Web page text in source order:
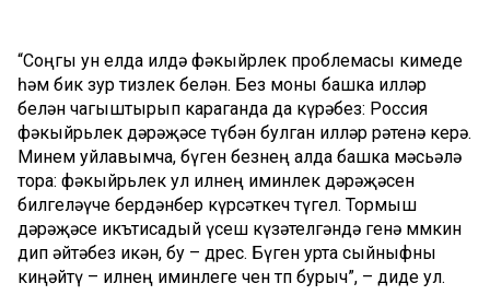
“Соңгы ун елда илдә фәкыйрлек проблемасы кимеде
һәм бик зур тизлек белән. Без моны башка илләр
белән чагыштырып караганда да күрәбез: Россия
фәкыйрьлек дәрәҗәсе түбән булган илләр рәтенә керә.
Минем уйлавымча, бүген безнең алда башка мәсьәлә
тора: фәкыйрьлек ул илнең иминлек дәрәҗәсен
билгеләүче бердәнбер күрсәткеч түгел. Тормыш
дәрәҗәсе икътисадый үсеш күзәтелгәндә генә мөмкин
дип әйтәбез икән, бу – дөрес. Бүген урта сыйныфны
киңәйтү – илнең иминлеге өчен төп бурыч”, – диде ул.